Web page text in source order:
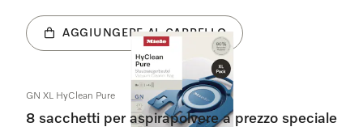
AGGIUNGERE AL CARRELLO
GN XL HyClean Pure
8 sacchetti per aspirapolvere a prezzo speciale